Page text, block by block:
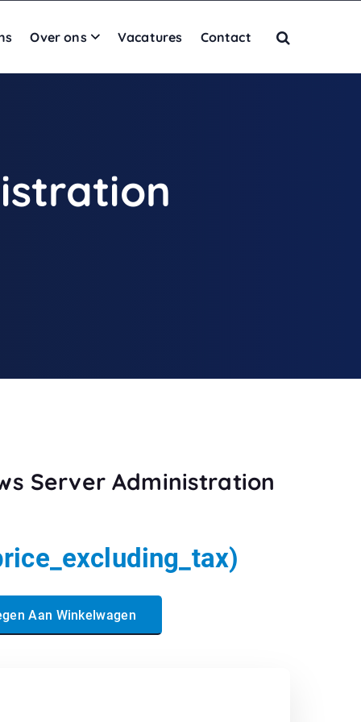
Over ons Vacatures Contact
Server Administration
Aan Winkelwagen